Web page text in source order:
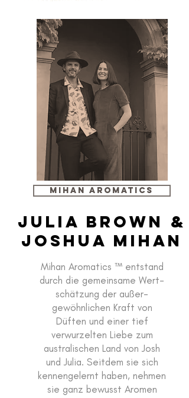
MIHAN AROMATICS
JUlia Brown &
JoshUA Mihan
Mihan Aromatics ™ entstand
durch die gemeinsame Wert-
schätzung der außer-
gewöhnlichen Kraft von
Düften und einer tief
verwurzelten Liebe zum
australischen Land von Josh
und Julia. Seitdem sie sich
kennengelernt haben, nehmen
sie ganz bewusst Aromen